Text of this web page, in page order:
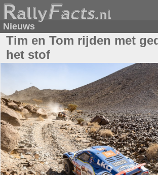
Nieuws
Tim en Tom rijden met
het stof